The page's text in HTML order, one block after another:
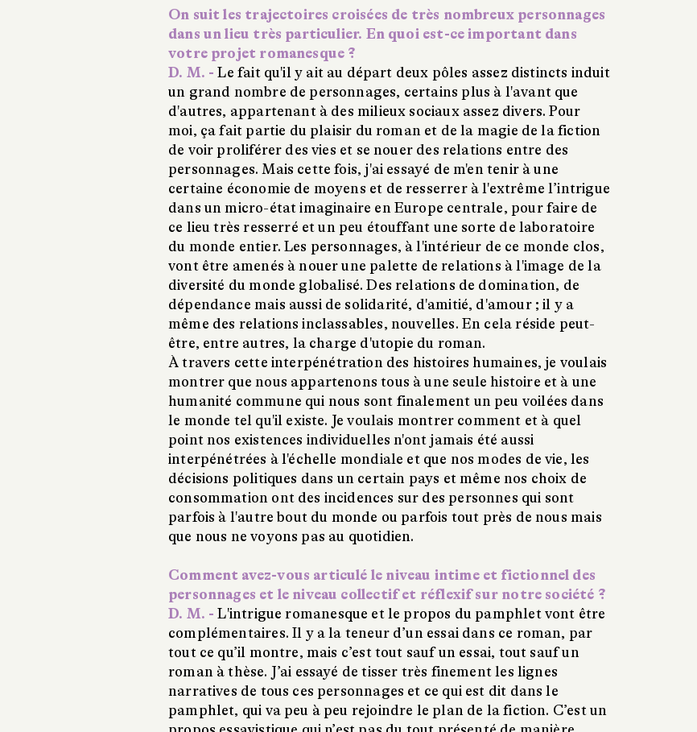
On suit les trajectoires croisées de très nombreux personnages
dans un lieu très particulier. En quoi est-ce important dans
votre projet romanesque ?
D. M. - Le fait qu'il y ait au départ deux pôles assez distincts induit
un grand nombre de personnages, certains plus à l'avant que
d'autres, appartenant à des milieux sociaux assez divers. Pour
moi, ça fait partie du plaisir du roman et de la magie de la fiction
de voir proliférer des vies et se nouer des relations entre des
personnages. Mais cette fois, j'ai essayé de m'en tenir à une
certaine économie de moyens et de resserrer à l'extrême l’intrigue
dans un micro-état imaginaire en Europe centrale, pour faire de
ce lieu très resserré et un peu étouffant une sorte de laboratoire
du monde entier. Les personnages, à l'intérieur de ce monde clos,
vont être amenés à nouer une palette de relations à l'image de la
diversité du monde globalisé. Des relations de domination, de
dépendance mais aussi de solidarité, d'amitié, d'amour ; il y a
même des relations inclassables, nouvelles. En cela réside peut-
être, entre autres, la charge d'utopie du roman.
À travers cette interpénétration des histoires humaines, je voulais
montrer que nous appartenons tous à une seule histoire et à une
humanité commune qui nous sont finalement un peu voilées dans
le monde tel qu'il existe. Je voulais montrer comment et à quel
point nos existences individuelles n'ont jamais été aussi
interpénétrées à l'échelle mondiale et que nos modes de vie, les
décisions politiques dans un certain pays et même nos choix de
consommation ont des incidences sur des personnes qui sont
parfois à l'autre bout du monde ou parfois tout près de nous mais
que nous ne voyons pas au quotidien.
Comment avez-vous articulé le niveau intime et fictionnel des
personnages et le niveau collectif et réflexif sur notre société ?
D. M. - L'intrigue romanesque et le propos du pamphlet vont être
complémentaires. Il y a la teneur d’un essai dans ce roman, par
tout ce qu’il montre, mais c’est tout sauf un essai, tout sauf un
roman à thèse. J’ai essayé de tisser très finement les lignes
narratives de tous ces personnages et ce qui est dit dans le
pamphlet, qui va peu à peu rejoindre le plan de la fiction. C’est un